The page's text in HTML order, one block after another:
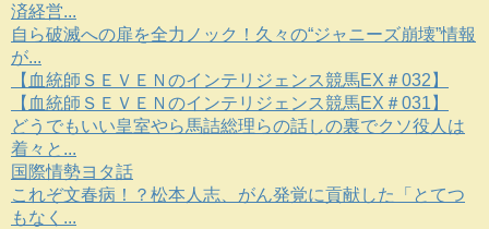
済経営...
自ら破滅への扉を全力ノック！久々の“ジャニーズ崩壊”情報
が...
【血統師ＳＥＶＥＮのインテリジェンス競馬EX＃032】
【血統師ＳＥＶＥＮのインテリジェンス競馬EX＃031】
どうでもいい皇室やら馬詰総理らの話しの裏でクソ役人は
着々と...
国際情勢ヨタ話
これぞ文春病！？松本人志、がん発覚に貢献した「とてつ
もなく...